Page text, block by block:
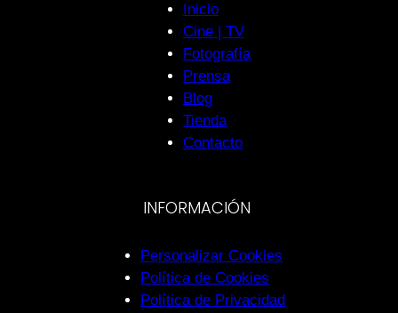
Inicio
Cine | TV
Fotografía
Prensa
Blog
Tienda
Contacto
INFORMACIÓN
Personalizar Cookies
Política de Cookies
Política de Privacidad